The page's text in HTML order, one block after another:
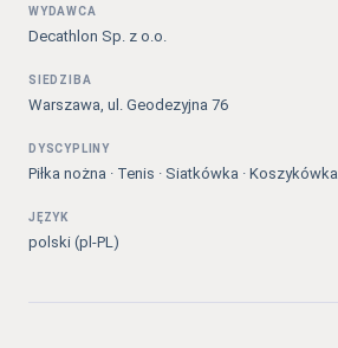
WYDAWCA
Decathlon Sp. z o.o.
SIEDZIBA
Warszawa, ul. Geodezyjna 76
DYSCYPLINY
Piłka nożna · Tenis · Siatkówka · Koszykówka
JĘZYK
polski (pl-PL)